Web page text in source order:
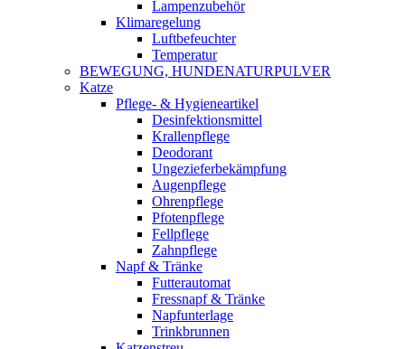
Lampenzubehör
Klimaregelung
Luftbefeuchter
Temperatur
BEWEGUNG, HUNDENATURPULVER
Katze
Pflege- & Hygieneartikel
Desinfektionsmittel
Krallenpflege
Deodorant
Ungezieferbekämpfung
Augenpflege
Ohrenpflege
Pfotenpflege
Fellpflege
Zahnpflege
Napf & Tränke
Futterautomat
Fressnapf & Tränke
Napfunterlage
Trinkbrunnen